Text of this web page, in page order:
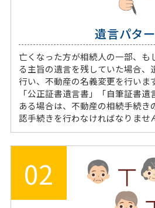
遺言パタ
亡くなった方が相続人の一部、も
る主旨の遺言を残していた場合、
行い、不動産の名義変更を行いま
「公正証書遺言書」「自筆証書
ある場合は、不動産の相続手続き
認手続きを行わなければなりませ
02